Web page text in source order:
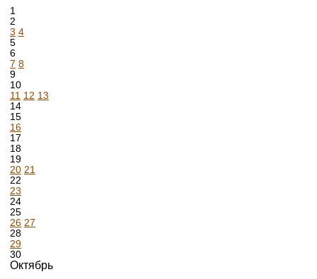
1
2
3 4
5
6
7 8
9
10
11 12 13
14
15
16
17
18
19
20 21
22
23
24
25
26 27
28
29
30
Октябрь